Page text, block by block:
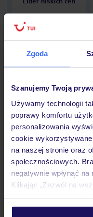
Zgoda
Szanujemy Twoją
Używamy technologii
poprawy komfortu
personalizowania
cookie
na naszej stronie oraz
społecznościowych.
negatywnie wpłynąć
Klikając „Zezwól na
personalizować swój
Opinie
Pokoje
Wyżywienie